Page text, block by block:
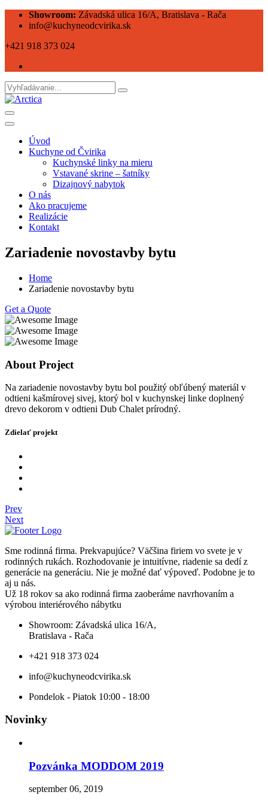
Showroom: Závadská ulica 16/A, Bratislava - Rača
info@kuchyneodcvirika.sk
+421 918 373 024
Úvod
Kuchyne od Čvirika
Kuchynské linky na mieru
Vstavané skrine – šatníky
Dizajnový nabytok
O nás
Ako pracujeme
Realizácie
Kontakt
Zariadenie novostavby bytu
Home
Zariadenie novostavby bytu
Get a Quote
About Project
Na zariadenie novostavby bytu bol použitý obľúbený materiál v
odtieni kašmírovej sivej, ktorý bol v kuchynskej linke doplnený
drevo dekorom v odtieni Dub Chalet prírodný.
Zdielať projekt
Prev
Next
Sme rodinná firma. Prekvapujúce? Väčšina firiem vo svete je v
rodinných rukách. Rozhodovanie je intuitívne, riadenie sa dedí z
generácie na generáciu. Nie je možné dať výpoveď. Podobne je to
aj u nás.
Už 18 rokov sa ako rodinná firma zaoberáme navrhovaním a
výrobou interiérového nábytku
Showroom: Závadská ulica 16/A,
Bratislava - Rača
+421 918 373 024
info@kuchyneodcvirika.sk
Pondelok - Piatok 10:00 - 18:00
Novinky
Pozvánka MODDOM 2019
september 06, 2019